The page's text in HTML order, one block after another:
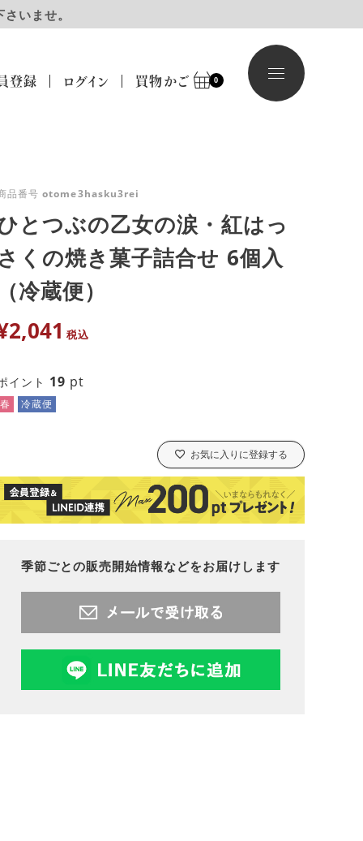
いませ。
登録 ログイン 買物かご 0
品番号 otome3hasku3rei
とつぶの乙女の涙・紅はっ
くの焼き菓子詰合せ 6個入
冷蔵便）
2,041 税込
イント 19 pt
春 冷蔵便
お気に入りに登録する
季節ごとの販売開始情報などをお届けします